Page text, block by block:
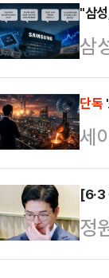
갈
회
러
실
노
따
회
대
를
"삼
삼
고
부
고
야
해
자
삼
단독
세
수
진
들
[6·3
정
로